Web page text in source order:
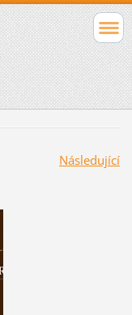
Následující